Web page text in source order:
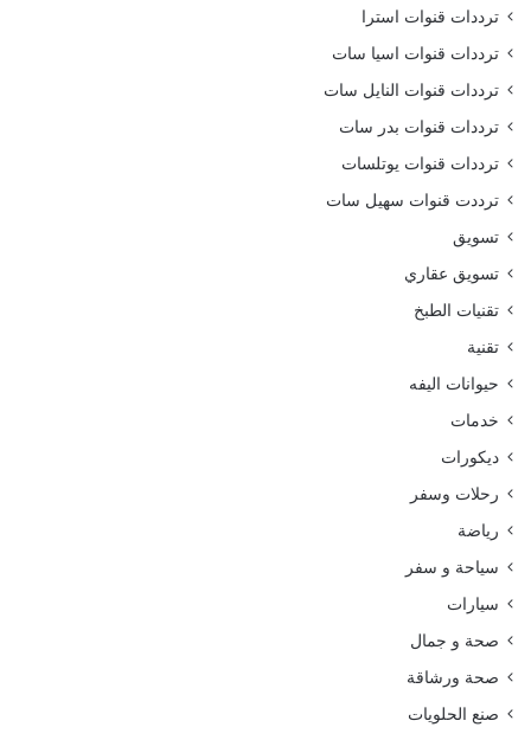
ترددات قنوات استرا
ترددات قنوات اسيا سات
ترددات قنوات النايل سات
ترددات قنوات بدر سات
ترددات قنوات يوتلسات
ترددت قنوات سهيل سات
تسويق
تسويق عقاري
تقنيات الطبخ
تقنية
حيوانات اليفه
خدمات
ديكورات
رحلات وسفر
رياضة
سياحة و سفر
سيارات
صحة و جمال
صحة ورشاقة
صنع الحلويات